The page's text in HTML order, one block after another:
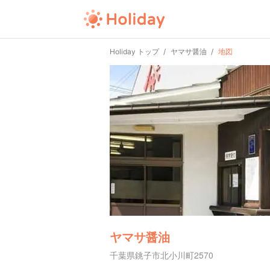
Holiday トップ ヤマサ醤油 地図
ヤマサ醤油
千葉県銚子市北小川町2570